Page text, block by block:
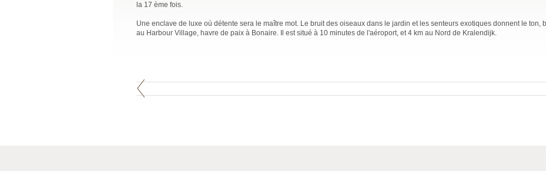
la 17 ème fois.
Une enclave de luxe où détente sera le maître mot. Le bruit des oiseaux dans le jardin et les senteurs exotiques donnent le ton,
au Harbour Village, havre de paix à Bonaire. Il est situé à 10 minutes de l'aéroport, et 4 km au Nord de Kralendijk.